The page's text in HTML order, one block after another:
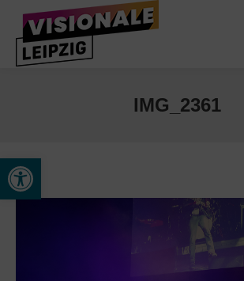
Werkzeugleiste öffnen
IMG_2361